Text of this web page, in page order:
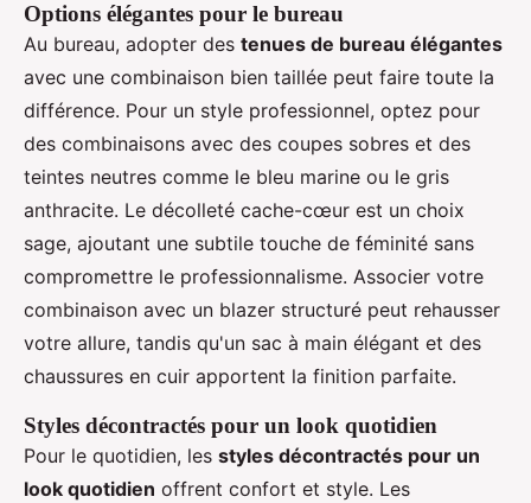
Options élégantes pour le bureau
Au bureau, adopter des tenues de bureau élégantes
avec une combinaison bien taillée peut faire toute la
différence. Pour un style professionnel, optez pour
des combinaisons avec des coupes sobres et des
teintes neutres comme le bleu marine ou le gris
anthracite. Le décolleté cache-cœur est un choix
sage, ajoutant une subtile touche de féminité sans
compromettre le professionnalisme. Associer votre
combinaison avec un blazer structuré peut rehausser
votre allure, tandis qu'un sac à main élégant et des
chaussures en cuir apportent la finition parfaite.
Styles décontractés pour un look quotidien
Pour le quotidien, les styles décontractés pour un
look quotidien offrent confort et style. Les